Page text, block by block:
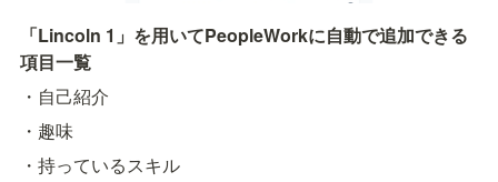
「Lincoln 1」を用いてPeopleWorkに自動で追加できる
項目一覧
・自己紹介
・趣味
・持っているスキル